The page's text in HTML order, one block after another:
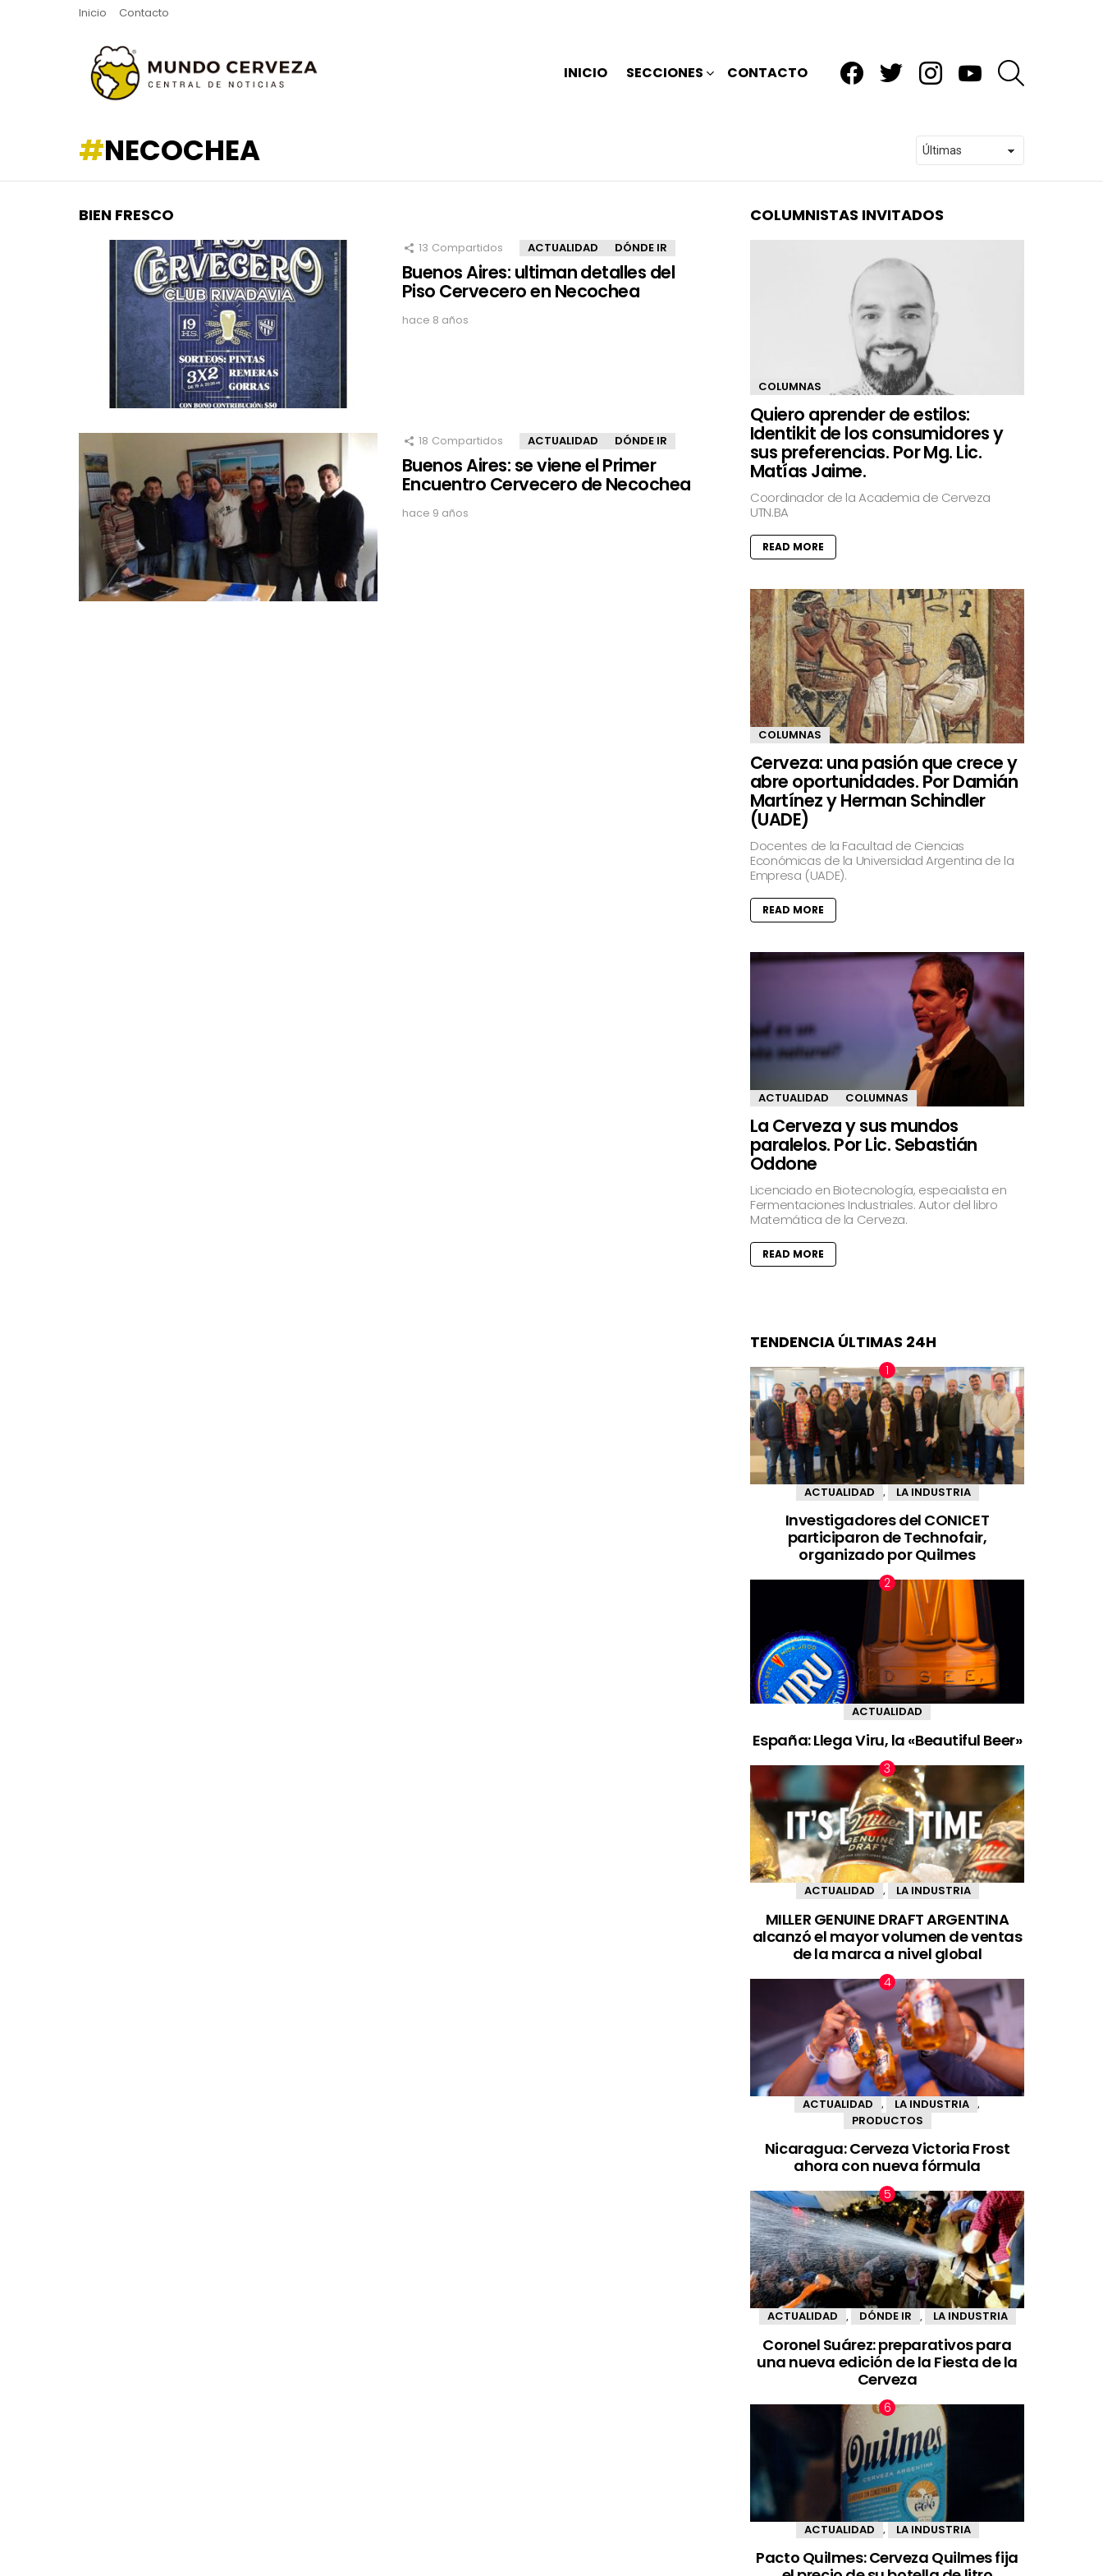
Inicio Contacto
INICIO SECCIONES CONTACTO
NECOCHEA
BIEN FRESCO
13 Compartidos ACTUALIDAD DÓNDE IR
Buenos Aires: ultiman detalles del
Piso Cervecero en Necochea
hace 8 años
18 Compartidos ACTUALIDAD DÓNDE IR
Buenos Aires: se viene el Primer
Encuentro Cervecero de Necochea
hace 9 años
COLUMNISTAS INVITADOS
COLUMNAS
Quiero aprender de estilos:
Identikit de los consumidores y
sus preferencias. Por Mg. Lic.
Matías Jaime.
Coordinador de la Academia de Cerveza
UTN.BA
READ MORE
COLUMNAS
Cerveza: una pasión que crece y
abre oportunidades. Por Damián
Martínez y Herman Schindler
(UADE)
Docentes de la Facultad de Ciencias
Económicas de la Universidad Argentina de la
Empresa (UADE).
READ MORE
ACTUALIDAD COLUMNAS
La Cerveza y sus mundos
paralelos. Por Lic. Sebastián
Oddone
Licenciado en Biotecnología, especialista en
Fermentaciones Industriales. Autor del libro
Matemática de la Cerveza.
READ MORE
TENDENCIA ÚLTIMAS 24H
ACTUALIDAD , LA INDUSTRIA
Investigadores del CONICET
participaron de Technofair,
organizado por Quilmes
ACTUALIDAD
España: Llega Viru, la «Beautiful Beer»
ACTUALIDAD , LA INDUSTRIA
MILLER GENUINE DRAFT ARGENTINA
alcanzó el mayor volumen de ventas
de la marca a nivel global
ACTUALIDAD , LA INDUSTRIA ,
PRODUCTOS
Nicaragua: Cerveza Victoria Frost
ahora con nueva fórmula
ACTUALIDAD DÓNDE IR LA INDUSTRIA
Coronel Suárez: preparativos para
una nueva edición de la Fiesta de la
Cerveza
ACTUALIDAD , LA INDUSTRIA
Pacto Quilmes: Cerveza Quilmes fija